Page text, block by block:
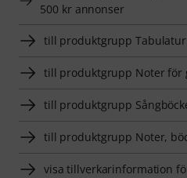
500 kr annonser
till produktgrupp
till produktgrupp Noter för
till produktgrupp
till produktgrupp Noter,
visa tillverkarinformation